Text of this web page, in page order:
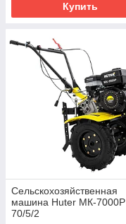
Купить
Сельскохозяйственная
машина Huter МК-7000P
70/5/2